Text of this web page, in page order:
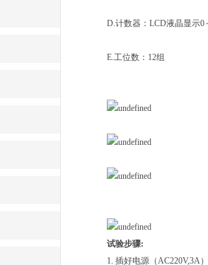
D.计数器：LCD液晶显示0
E.工位数：12组
试验步骤:
1. 插好电源（AC220V,3A